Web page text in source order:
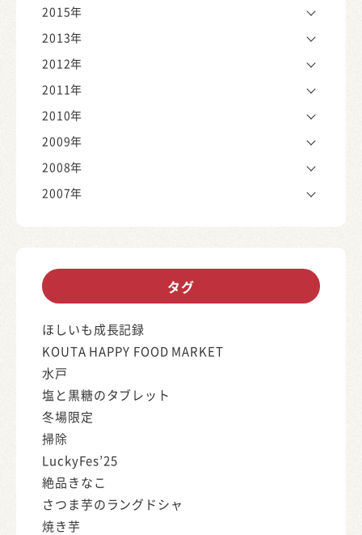
2015年
2013年
2012年
2011年
2010年
2009年
2008年
2007年
タグ
ほしいも成長記録
KOUTA HAPPY FOOD MARKET
水戸
塩と黒糖のタブレット
冬場限定
掃除
LuckyFes’25
絶品きなこ
さつま芋のラングドシャ
焼き芋